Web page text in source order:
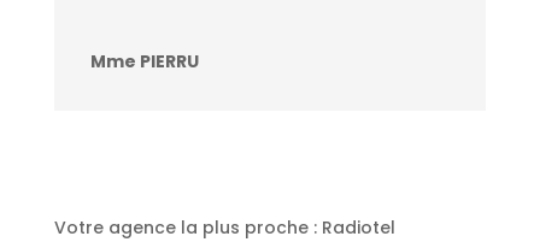
Mme PIERRU
Votre agence la plus proche : Radiotel